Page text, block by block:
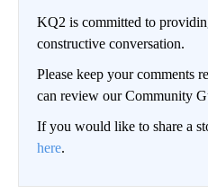
KQ2 is committed to
constructive conversation.
Please keep your comments
can review our Community
If you would like to share a
here.